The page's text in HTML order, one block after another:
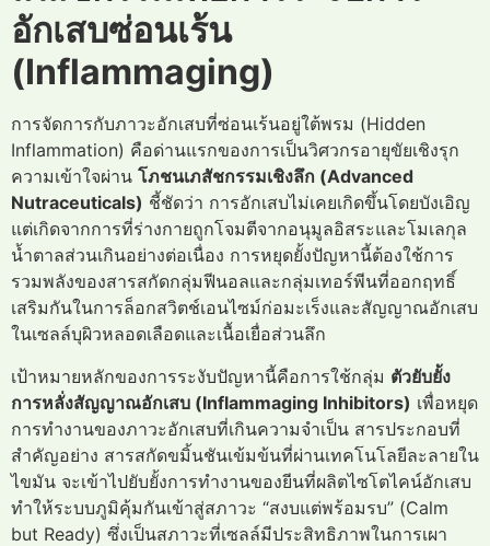
อักเสบซ่อนเร้น
(Inflammaging)
การจัดการกับภาวะอักเสบที่ซ่อนเร้นอยู่ใต้พรม (Hidden
Inflammation) คือด่านแรกของการเป็นวิศวกรอายุขัยเชิงรุก
ความเข้าใจผ่าน โภชนเภสัชกรรมเชิงลึก (Advanced
Nutraceuticals) ชี้ชัดว่า การอักเสบไม่เคยเกิดขึ้นโดยบังเอิญ
แต่เกิดจากการที่ร่างกายถูกโจมตีจากอนุมูลอิสระและโมเลกุล
น้ำตาลส่วนเกินอย่างต่อเนื่อง การหยุดยั้งปัญหานี้ต้องใช้การ
รวมพลังของสารสกัดกลุ่มฟีนอลและกลุ่มเทอร์พีนที่ออกฤทธิ์
เสริมกันในการล็อกสวิตช์เอนไซม์ก่อมะเร็งและสัญญาณอักเสบ
ในเซลล์บุผิวหลอดเลือดและเนื้อเยื่อส่วนลึก
เป้าหมายหลักของการระงับปัญหานี้คือการใช้กลุ่ม ตัวยับยั้ง
การหลั่งสัญญาณอักเสบ (Inflammaging Inhibitors) เพื่อหยุด
การทำงานของภาวะอักเสบที่เกินความจำเป็น สารประกอบที่
สำคัญอย่าง สารสกัดขมิ้นชันเข้มข้นที่ผ่านเทคโนโลยีละลายใน
ไขมัน จะเข้าไปยับยั้งการทำงานของยีนที่ผลิตไซโตไคน์อักเสบ
ทำให้ระบบภูมิคุ้มกันเข้าสู่สภาวะ “สงบแต่พร้อมรบ” (Calm
but Ready) ซึ่งเป็นสภาวะที่เซลล์มีประสิทธิภาพในการเผา